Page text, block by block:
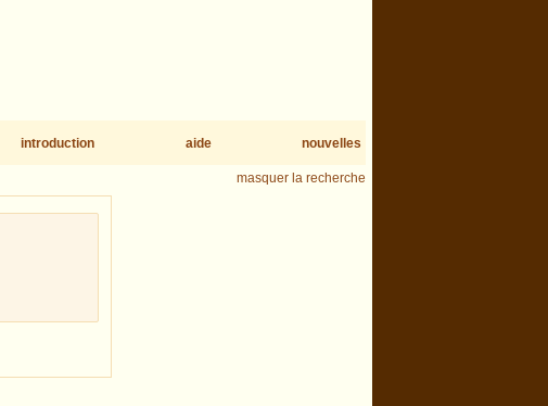
introduction aide nouvelles
masquer la recherche